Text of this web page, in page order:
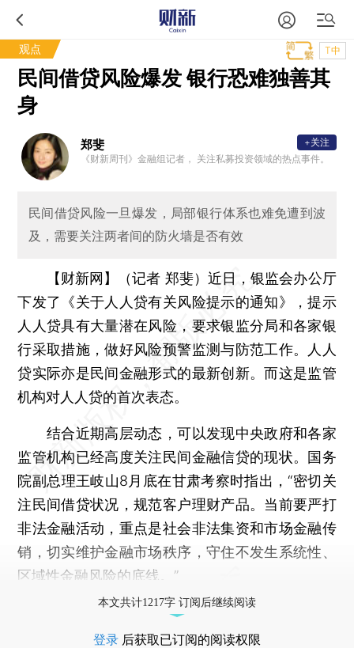
观点 T中
民间借贷风险爆发 银行恐难独善其
身
郑斐
《财新周刊》金融组记者， 关注私募投资领域的热点事件。
+关注
民间借贷风险一旦爆发，局部银行体系也难免遭到波
及，需要关注两者间的防火墙是否有效
【财新网】（记者 郑斐） 近日，银监会办公厅
下发了《关于人人贷有关风险提示的通知》，提示
人人贷具有大量潜在风险，要求银监分局和各家银
行采取措施，做好风险预警监测与防范工作。人人
贷实际亦是民间金融形式的最新创新。而这是监管
机构对人人贷的首次表态。
结合近期高层动态，可以发现中央政府和各家
监管机构已经高度关注民间金融信贷的现状。国务
院副总理王岐山8月底在甘肃考察时指出，“密切关
注民间借贷状况，规范客户理财产品。当前要严打
非法金融活动，重点是社会非法集资和市场金融传
销，切实维护金融市场秩序，守住不发生系统性、
区域性金融风险的底线。”
本文共计1217字 订阅后继续阅读
登录 后获取已订阅的阅读权限